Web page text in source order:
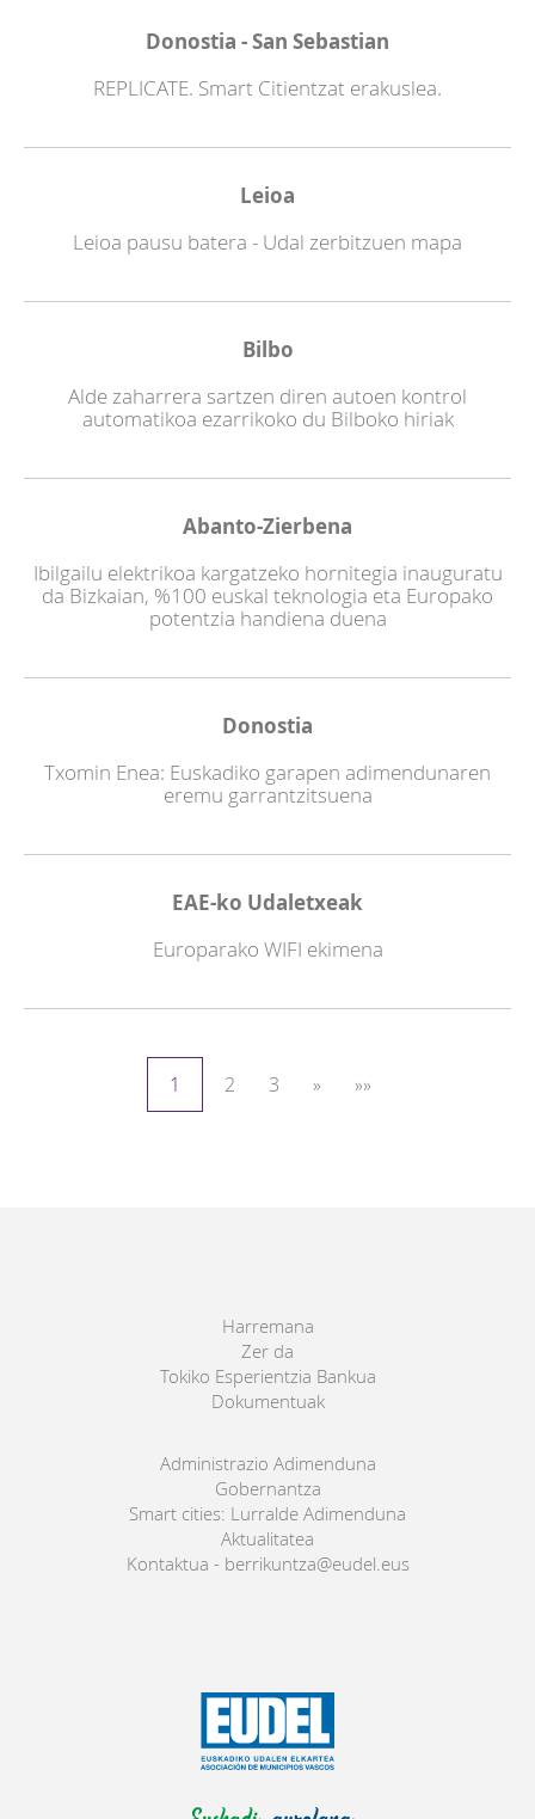
Donostia - San Sebastian
REPLICATE. Smart Citientzat erakuslea.
Leioa
Leioa pausu batera - Udal zerbitzuen mapa
Bilbo
Alde zaharrera sartzen diren autoen kontrol
automatikoa ezarrikoko du Bilboko hiriak
Abanto-Zierbena
Ibilgailu elektrikoa kargatzeko hornitegia inauguratu
da Bizkaian, %100 euskal teknologia eta Europako
potentzia handiena duena
Donostia
Txomin Enea: Euskadiko garapen adimendunaren
eremu garrantzitsuena
EAE-ko Udaletxeak
Europarako WIFI ekimena
1 2 3 » »»
Harremana
Zer da
Tokiko Esperientzia Bankua
Dokumentuak
Administrazio Adimenduna
Gobernantza
Smart cities: Lurralde Adimenduna
Aktualitatea
Kontaktua - berrikuntza@eudel.eus